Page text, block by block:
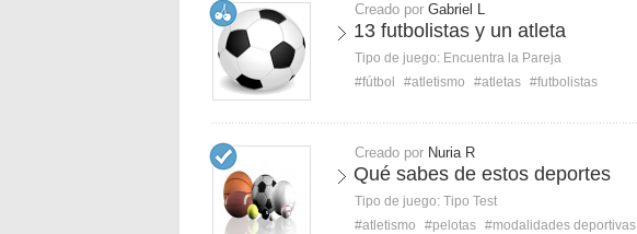
Creado por Gabriel L
13 futbolistas y un atleta
Tipo de juego: Encuentra la Pareja
#fútbol
#atletismo #atletas #futbolistas
Creado por Nuria R
Qué sabes de estos deportes
Tipo de juego: Tipo Test
#atletismo
#pelotas #modalidades deportivas